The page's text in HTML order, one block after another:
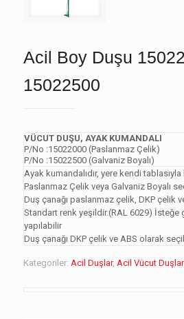
Acil Boy Duşu
15022500
VÜCUT DUŞU, AYAK KUMANDALI
P/No :15022000 (Paslanmaz Çelik)
P/No :15022500 (Galvaniz Boyalı)
Ayak kumandalıdır, yere kendi
Paslanmaz Çelik veya Galvaniz Boyalı
Duş çanağı paslanmaz çelik, DKP çelik
Standart renk yeşildir.(RAL 6029) İsteğe
yapılabilir
Duş çanağı DKP çelik ve ABS olarak
Kategoriler: Acil Duşlar, Acil Vücut